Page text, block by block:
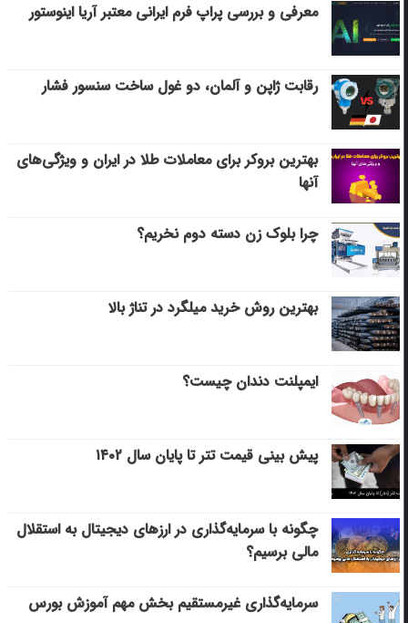
معرفی و بررسی پراپ فرم ایرانی معتبر آریا اینوستور
رقابت ژاپن و آلمان، دو غول ساخت سنسور فشار
بهترین بروکر برای معاملات طلا در ایران و ویژگی‌های
آنها
چرا بلوک زن دسته دوم نخریم؟
بهترین روش خرید میلگرد در تناژ بالا
ایمپلنت دندان چیست؟
پیش بینی قیمت تتر تا پایان سال ۱۴۰۲
چگونه با سرمایه‌گذاری در ارزهای دیجیتال به استقلال
مالی برسیم؟
سرمایه‌گذاری غیرمستقیم بخش مهم آموزش بورس